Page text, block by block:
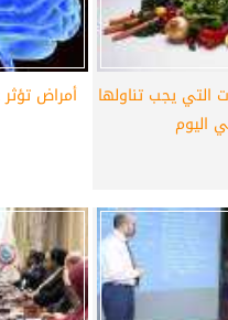
التي يجب تناولها
اليوم
أمراض